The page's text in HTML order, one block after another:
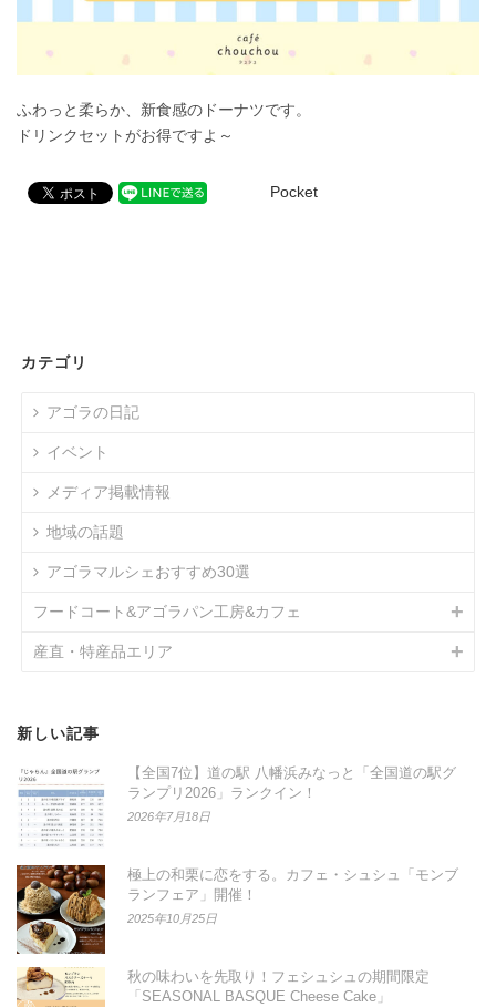
ふわっと柔らか、新食感のドーナツです。
ドリンクセットがお得ですよ～
Pocket
カテゴリ
アゴラの日記
イベント
メディア掲載情報
地域の話題
アゴラマルシェおすすめ30選
フードコート&アゴラパン工房&カフェ
産直・特産品エリア
新しい記事
【全国7位】道の駅 八幡浜みなっと「全国道の駅グ
ランプリ2026」ランクイン！
2026年7月18日
極上の和栗に恋をする。カフェ・シュシュ「モンブ
ランフェア」開催！
2025年10月25日
秋の味わいを先取り！フェシュシュの期間限定
「SEASONAL BASQUE Cheese Cake」